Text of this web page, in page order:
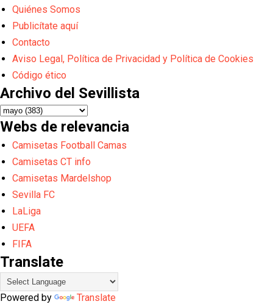
Quiénes Somos
Publicítate aquí
Contacto
Aviso Legal, Política de Privacidad y Política de Cookies
Código ético
Archivo del Sevillista
Webs de relevancia
Camisetas Football Camas
Camisetas CT info
Camisetas Mardelshop
Sevilla FC
LaLiga
UEFA
FIFA
Translate
Powered by
Translate